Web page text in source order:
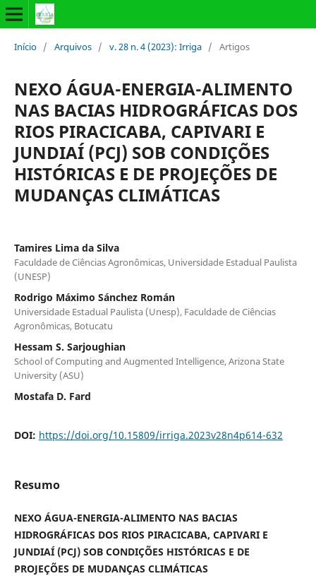
Início / Arquivos / v. 28 n. 4 (2023): Irriga / Artigos
NEXO ÁGUA-ENERGIA-ALIMENTO
NAS BACIAS HIDROGRÁFICAS DOS
RIOS PIRACICABA, CAPIVARI E
JUNDIAÍ (PCJ) SOB CONDIÇÕES
HISTÓRICAS E DE PROJEÇÕES DE
MUDANÇAS CLIMÁTICAS
Tamires Lima da Silva
Faculdade de Ciências Agronômicas, Universidade Estadual Paulista
(UNESP)
Rodrigo Máximo Sánchez Román
Universidade Estadual Paulista (Unesp), Faculdade de Ciências
Agronômicas, Botucatu
Hessam S. Sarjoughian
School of Computing and Augmented Intelligence, Arizona State
University (ASU)
Mostafa D. Fard
DOI: https://doi.org/10.15809/irriga.2023v28n4p614-632
Resumo
NEXO ÁGUA-ENERGIA-ALIMENTO NAS BACIAS
HIDROGRÁFICAS DOS RIOS PIRACICABA, CAPIVARI E
JUNDIAÍ (PCJ) SOB CONDIÇÕES HISTÓRICAS E DE
PROJEÇÕES DE MUDANÇAS CLIMÁTICAS